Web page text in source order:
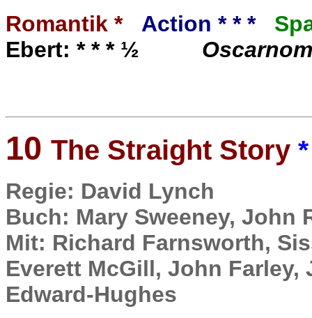
Romantik * Action * * *
Ebert: * * * ½
10 The Straight Story
Regie: David Lynch
Buch: Mary Sweeney, John
Mit: Richard Farnsworth,
Everett McGill, John
Edward-Hughes